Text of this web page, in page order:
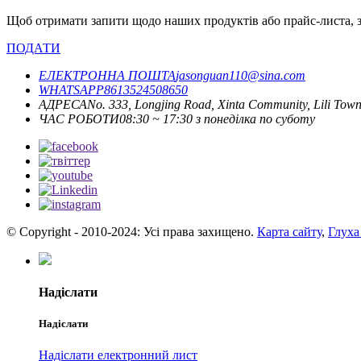
Щоб отримати запити щодо наших продуктів або прайс-листа,
ПОДАТИ
ЕЛЕКТРОННА ПОШТАjasonguan110@sina.com
WHATSAPP8613524508650
АДРЕСАNo. 333, Longjing Road, Xinta Community, Lili
ЧАС РОБОТИ08:30 ~ 17:30 з понеділка по суботу
© Copyright - 2010-2024: Усі права захищено. Карта сайту,
Надіслати
Надіслати
Надіслати електронний лист